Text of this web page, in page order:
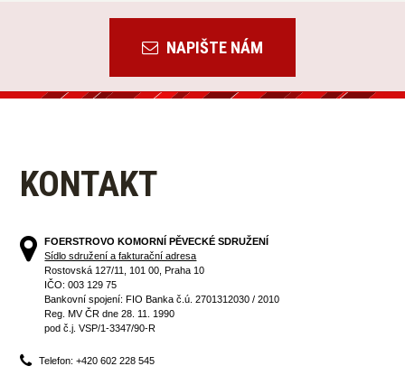
NAPIŠTE NÁM
KONTAKT
FOERSTROVO KOMORNÍ PĚVECKÉ SDRUŽENÍ
Sídlo sdružení a fakturační adresa
Rostovská 127/11, 101 00, Praha 10
IČO: 003 129 75
Bankovní spojení: FIO Banka č.ú. 2701312030 / 2010
Reg. MV ČR dne 28. 11. 1990
pod č.j. VSP/1-3347/90-R
Telefon: +420 602 228 545